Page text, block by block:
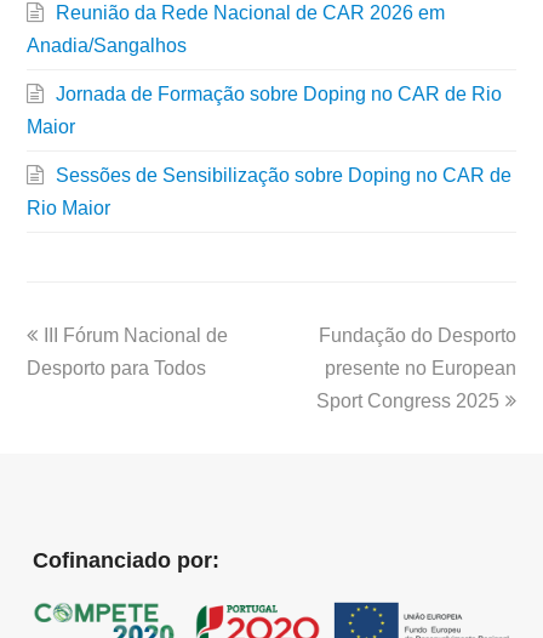
Reunião da Rede Nacional de CAR 2026 em
Anadia/Sangalhos
Jornada de Formação sobre Doping no CAR de Rio
Maior
Sessões de Sensibilização sobre Doping no CAR de
Rio Maior
Fundação do Desporto
presente no European
Sport Congress 2025
III Fórum Nacional de
Desporto para Todos
Cofinanciado por: